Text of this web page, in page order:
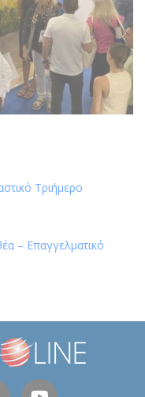
Τριήμερο
– Επαγγελματικό